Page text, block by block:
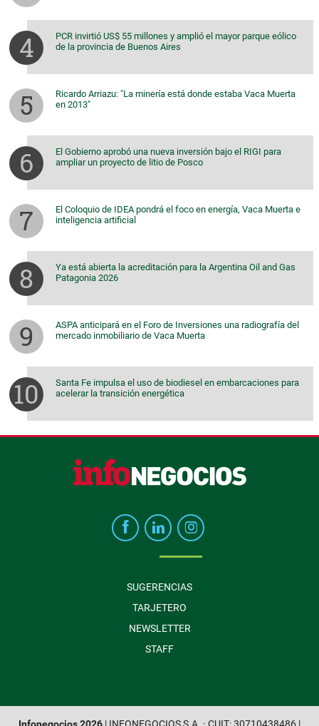
PCR invirtió US$ 55 millones y amplió el mayor parque eólico
de la provincia de Buenos Aires
Ricardo Arriazu: "La minería está donde estaba Vaca Muerta
en 2013"
El Gobierno aprobó una nueva inversión bajo el RIGI para
ampliar un proyecto de litio de Posco
El Coloquio de IDEA pondrá el foco en energía, Vaca Muerta e
inteligencia artificial
Ya está abierta la acreditación para la Argentina Oil and Gas
Patagonia 2026
ASPA anticipará en el Foro de Inversiones una radiografía del
mercado inmobiliario de Vaca Muerta
Santa Fe impulsa el uso de biodiesel en embarcaciones para
acelerar la transición energética
SUGERENCIAS
TARJETERO
NEWSLETTER
STAFF